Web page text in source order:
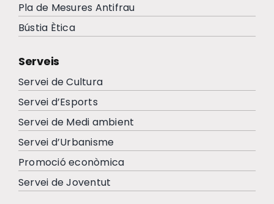
Pla de Mesures Antifrau
Bústia Ètica
Serveis
Servei de Cultura
Servei d’Esports
Servei de Medi ambient
Servei d’Urbanisme
Promoció econòmica
Servei de Joventut